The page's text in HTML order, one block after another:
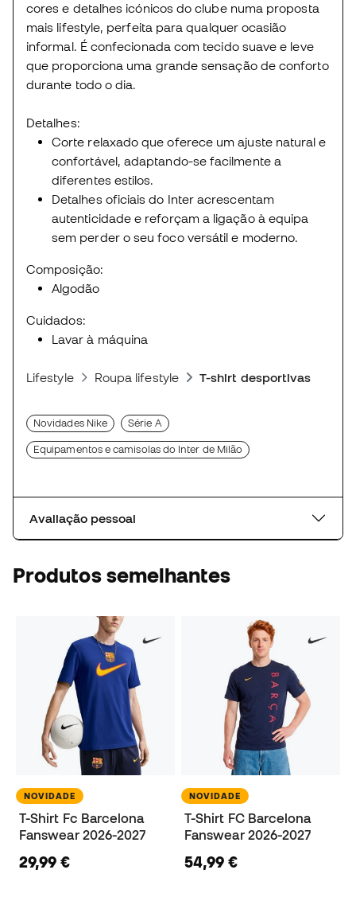
cores e detalhes icónicos do clube numa proposta
mais lifestyle, perfeita para qualquer ocasião
informal. É confecionada com tecido suave e leve
que proporciona uma grande sensação de conforto
durante todo o dia.
Detalhes:
Corte relaxado que oferece um ajuste natural e
confortável, adaptando-se facilmente a
diferentes estilos.
Detalhes oficiais do Inter acrescentam
autenticidade e reforçam a ligação à equipa
sem perder o seu foco versátil e moderno.
Composição:
Algodão
Cuidados:
Lavar à máquina
Lifestyle Roupa lifestyle T-shirt desportivas
Novidades Nike Série A
Equipamentos e camisolas do Inter de Milão
Avaliação pessoal
Produtos semelhantes
NOVIDADE
T-Shirt Fc Barcelona
Fanswear 2026-2027
29,99 €
NOVIDADE
T-Shirt FC Barcelona
Fanswear 2026-2027
54,99 €